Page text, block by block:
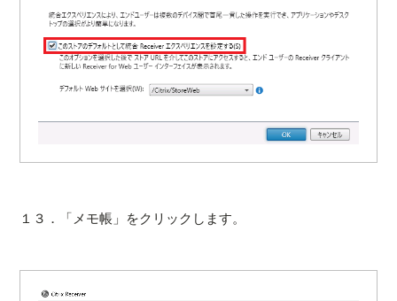
１３．「メモ帳」をクリックします。